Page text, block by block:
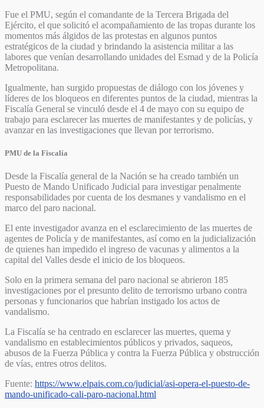
Fue el PMU, según el comandante de la Tercera Brigada del
Ejército, el que solicitó el acompañamiento de las tropas durante los
momentos más álgidos de las protestas en algunos puntos
estratégicos de la ciudad y brindando la asistencia militar a las
labores que venían desarrollando unidades del Esmad y de la Policía
Metropolitana.
Igualmente, han surgido propuestas de diálogo con los jóvenes y
líderes de los bloqueos en diferentes puntos de la ciudad, mientras la
Fiscalía General se vinculó desde el 4 de mayo con su equipo de
trabajo para esclarecer las muertes de manifestantes y de policías, y
avanzar en las investigaciones que llevan por terrorismo.
PMU de la Fiscalía
Desde la Fiscalía general de la Nación se ha creado también un
Puesto de Mando Unificado Judicial para investigar penalmente
responsabilidades por cuenta de los desmanes y vandalismo en el
marco del paro nacional.
El ente investigador avanza en el esclarecimiento de las muertes de
agentes de Policía y de manifestantes, así como en la judicialización
de quienes han impedido el ingreso de vacunas y alimentos a la
capital del Valles desde el inicio de los bloqueos.
Solo en la primera semana del paro nacional se abrieron 185
investigaciones por el presunto delito de terrorismo urbano contra
personas y funcionarios que habrían instigado los actos de
vandalismo.
La Fiscalía se ha centrado en esclarecer las muertes, quema y
vandalismo en establecimientos públicos y privados, saqueos,
abusos de la Fuerza Pública y contra la Fuerza Pública y obstrucción
de vías, entres otros delitos.
Fuente: https://www.elpais.com.co/judicial/asi-opera-el-puesto-de-
mando-unificado-cali-paro-nacional.html